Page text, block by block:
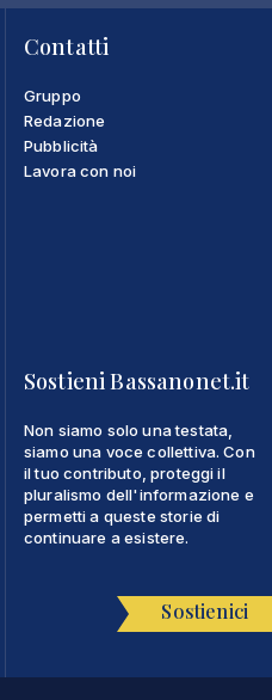
Contatti
Gruppo
Redazione
Pubblicità
Lavora con noi
Sostieni Bassanonet.it
Non siamo solo una testata,
siamo una voce collettiva. Con
il tuo contributo, proteggi il
pluralismo dell'informazione e
permetti a queste storie di
continuare a esistere.
Sostienici